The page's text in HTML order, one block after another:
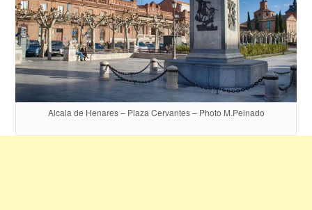
Alcala de Henares – Plaza Cervantes – Photo M.Peinado